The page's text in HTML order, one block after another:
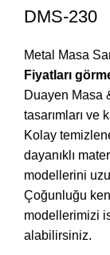
DMS-230
Metal Masa
Fiyatları
Duayen Masa
tasarımları ve
Kolay
dayanıklı
modellerini
Çoğunluğu
modellerimizi
alabilirsiniz.